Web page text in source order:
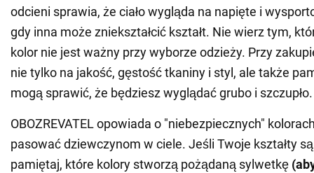
odcieni sprawia, że ciało wygląda na napięte i
gdy inna może zniekształcić kształt. Nie wierz tym,
kolor nie jest ważny przy wyborze odzieży. Przy
nie tylko na jakość, gęstość tkaniny i styl, ale także
mogą sprawić, że będziesz wyglądać grubo i szczupło.
OBOZREVATEL opowiada o "niebezpiecznych"
pasować dziewczynom w ciele. Jeśli Twoje kształty
pamiętaj, które kolory stworzą pożądaną sylwetkę